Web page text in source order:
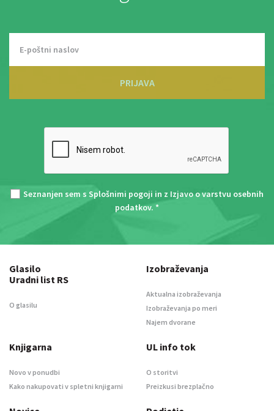
PRIJAVA
Seznanjen sem s Splošnimi pogoji in z Izjavo o varstvu osebnih
podatkov. *
Glasilo
Uradni list RS
O glasilu
Izobraževanja
Aktualna izobraževanja
Izobraževanja po meri
Najem dvorane
Knjigarna
Novo v ponudbi
Kako nakupovati v spletni knjigarni
UL info tok
O storitvi
Preizkusi brezplačno